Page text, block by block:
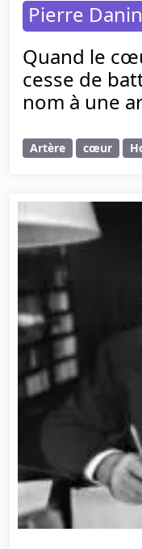
Pierre
Quand le
cesse de
nom à une
Artère cœur